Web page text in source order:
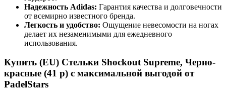
Надежность Adidas: Гарантия качества и долговечности
от всемирно известного бренда.
Легкость и удобство: Ощущение невесомости на ногах
делает их незаменимыми для ежедневного
использования.
Купить (EU) Стельки Shockout Supreme, Черно-
красные (41 р) с максимальной выгодой от
PadelStars